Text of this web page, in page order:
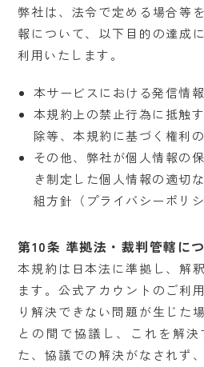
弊社は、法令で定める場合等
報について、以下目的の達成
利用いたします。
本サービスにおける発信情
本規約上の禁止行為に抵触
除等、本規約に基づく権利
その他、弊社が個人情報の
き制定した個人情報の適切
組方針（プライバシーポリ
第10条 準拠法・裁判管轄に
本規約は日本法に準拠し、解
ます。公式アカウントのご利
り解決できない問題が生じた
との間で協議し、これを解
た、協議での解決がなされず